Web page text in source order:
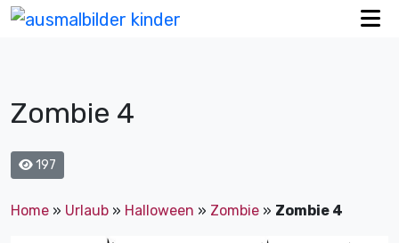
Zombie 4
197
Home » Urlaub » Halloween » Zombie » Zombie 4